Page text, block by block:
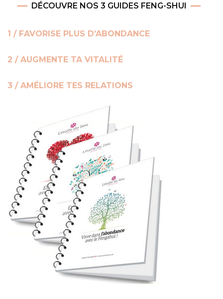
DÉCOUVRE NOS 3 GUIDES FENG-SHUI
1 / FAVORISE PLUS D’ABONDANCE
2 / AUGMENTE TA VITALITÉ
3 / AMÉLIORE TES RELATIONS